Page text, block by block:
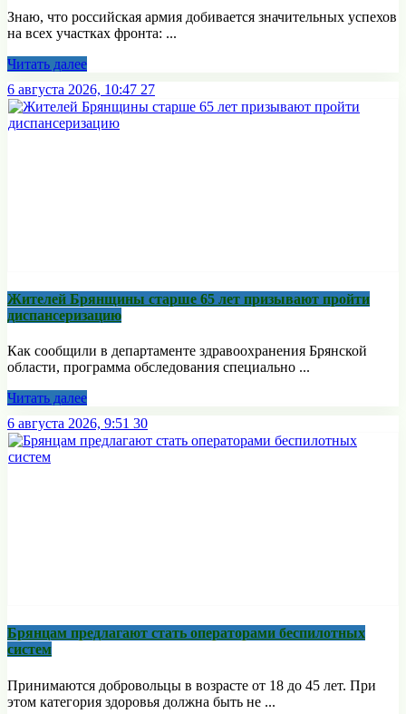
Знаю, что российская армия добивается значительных успехов
на всех участках фронта: ...
Читать далее
6 августа 2026, 10:47 27
Жителей Брянщины старше 65 лет призывают пройти
диспансеризацию
Как сообщили в департаменте здравоохранения Брянской
области, программа обследования специально ...
Читать далее
6 августа 2026, 9:51 30
Брянцам предлагают стать оперaторами бeспилотных
систeм
Принимаются добровольцы в возрасте от 18 до 45 лет. При
этом категория здоровья должна быть не ...